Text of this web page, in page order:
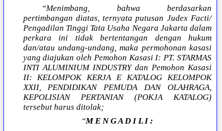
“Menimbang, bahwa berdasarkan
pertimbangan diatas, ternyata putusan Judex Facti/
Pengadilan Tinggi Tata Usaha Negara Jakarta dalam
perkara ini tidak bertentangan dengan hukum
dan/atau undang-undang, maka permohonan kasasi
yang diajukan oleh Pemohon Kasasi I: PT. STARMAS
INTI ALUMINIUM INDUSTRY dan Pemohon Kasasi
II: KELOMPOK KERJA E KATALOG KELOMPOK
XXII, PENDIDIKAN PEMUDA DAN OLAHRAGA,
KEPOLISIAN PERTANIAN (POKJA KATALOG)
tersebut harus ditolak;
“M E N G A D I L I :